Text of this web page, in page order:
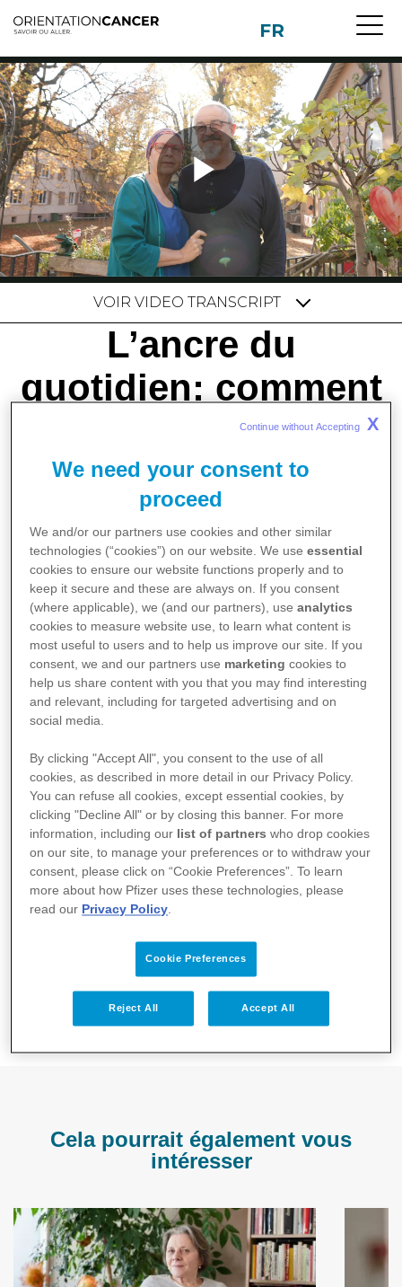
au
contenu
principal
FR
VOIR VIDEO TRANSCRIPT
L’ancre du
quotidien: comment
Joe fait face au
cancer de sa femme
Claudia
5 MIN VIDÉO
Lorsque Claudia, la femme de Joe, reçoit un
diagnostic de cancer du sein métastatique, leur
vie bascule. Les séjours à l’hôpital, les rendez-vous
médicaux et l’inquiétude permanente prennent
soudain une place centrale dans leur quotidien.
à cette épreuve, pourquoi le soin de soi est
essentiel pour lui et quel rôle jouent le football, le
heavy metal et ses amitiés dans sa propre force
intérieure.
PP-UNP-CHE-1246 Feb 2025
Cela pourrait également vous
intéresser
We need your consent to
proceed
We and/or our partners use cookies and other similar
technologies (“cookies”) on our website. We useessential
cookies to ensure our website functions properly and to
keep it secure and these are always on. If you consent
(where applicable), we (and our partners), useanalytics
cookies to measure website use, to learn what content is
most useful to users and to help us improve our site. If you
consent, we and our partners use marketing cookies to
help us share content with you that you may find interesting
and relevant, including for targeted advertising and on
social media.
By clicking "Accept All", you consent to the use of all
cookies, as described in more detail in our Privacy Policy.
You can refuse all cookies, except essential cookies, by
clicking "Decline All" or by closing this banner. For more
information, including our list of partners who drop cookies
on our site, to manage your preferences or to withdraw your
consent, please click on “Cookie Preferences”. To learn
more about how Pfizer uses these technologies, please
read our Privacy Policy.
Cookie Preferences
Reject All Accept All
Continue without Accepting X